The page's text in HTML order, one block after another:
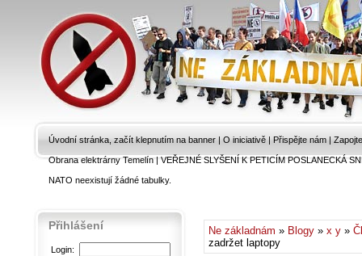
Úvodní stránka, začít klepnutím na banner | O iniciativě | Přispějte nám |
Obrana elektrárny Temelín|VEŘEJNÉ SLYŠENÍ K PETICÍM POSLANECKÁ
NATO neexistují žádné tabulky.
Ne základnám » Blogy » x y »
zadržet laptopy
Přihlášení
Login: